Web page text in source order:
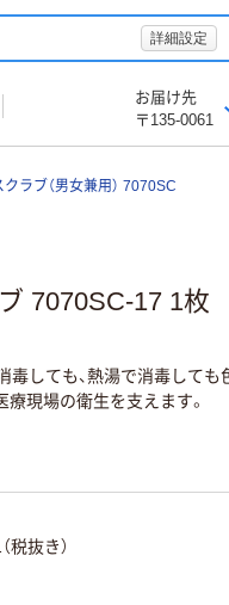
詳細設定
お届け先
〒135-0061
ラブ（男女兼用） 7070SC
7070SC-17 1枚
毒しても、熱湯で消毒して
療現場の衛生を支えます。
税抜き）